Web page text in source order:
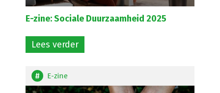
E-zine: Sociale Duurzaamheid 2025
Lees verder
E-zine